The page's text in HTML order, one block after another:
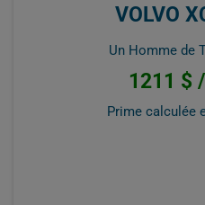
VOLVO
Un Homme de
1211 $
Prime calculée